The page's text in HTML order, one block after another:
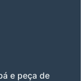
e peça de